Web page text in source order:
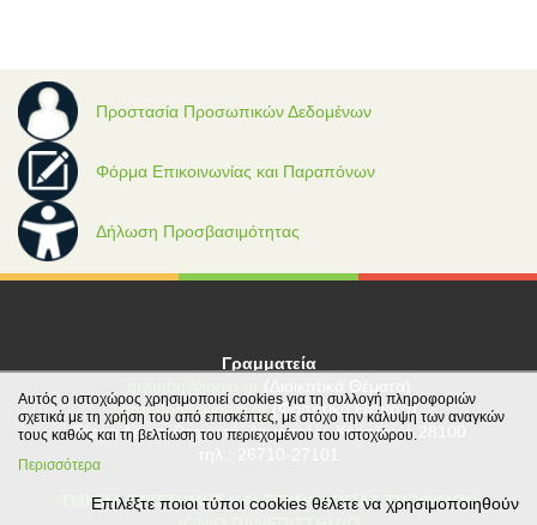
Προστασία Προσωπικών Δεδομένων
Φόρμα Επικοινωνίας και Παραπόνων
Δήλωση Προσβασιμότητας
Γραμματεία
gramfood@ionio.gr(Φοιτητικά Θέματα)
Tέρμα Λεωφ. Βεργωτή, Αργοστόλι, Κεφαλονιά 28100
ΤΜΗΜΑ ΕΠΙΣΤΗΜΗΣ ΚΑΙ ΤΕΧΝΟΛΟΓΙΑΣ ΤΡΟΦΙΜΩΝ
Αυτός ο ιστοχώρος χρησιμοποιεί cookies για τη συλλογή πληροφοριών
σχετικά με τη χρήση του από επισκέπτες, με στόχο την κάλυψη των αναγκών
τους καθώς και τη βελτίωση του περιεχομένου του ιστοχώρου.
Περισσότερα
Επιλέξτε ποιοι τύποι cookies θέλετε να χρησιμοποιηθούν